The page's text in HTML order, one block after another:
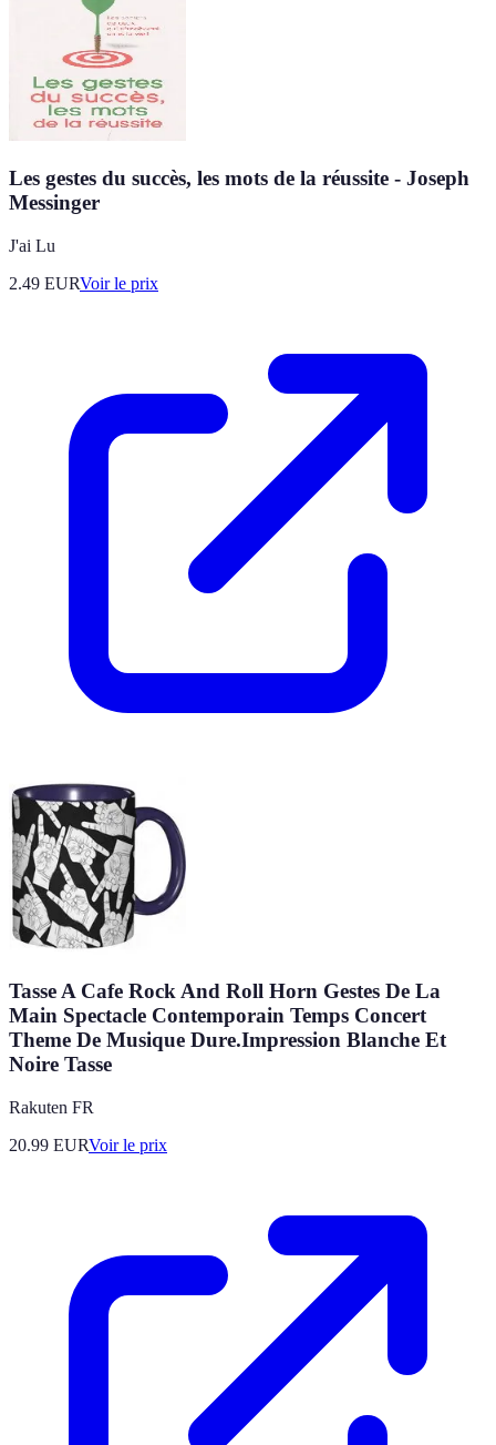
Les gestes du succès, les mots de la réussite - Joseph
Messinger
J'ai Lu
2.49 EURVoir le prix
Tasse A Cafe Rock And Roll Horn Gestes De La
Main Spectacle Contemporain Temps Concert
Theme De Musique Dure.Impression Blanche Et
Noire Tasse
Rakuten FR
20.99 EURVoir le prix